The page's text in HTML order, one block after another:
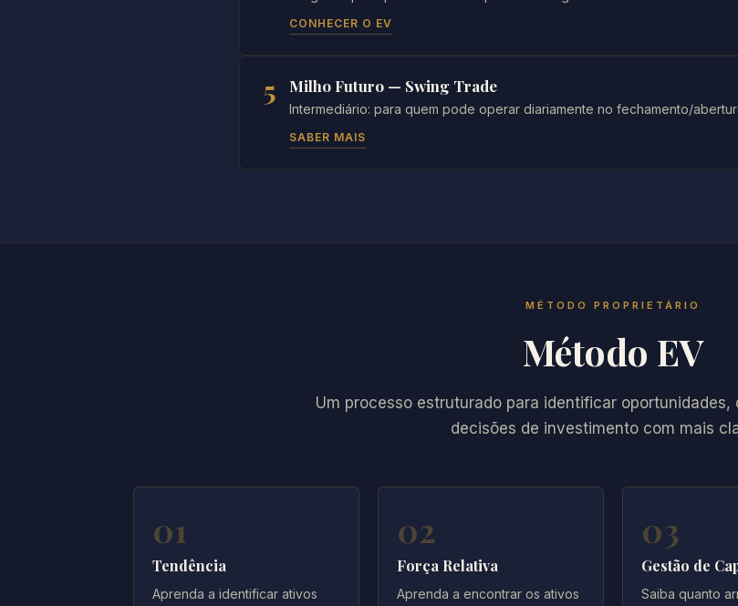
CONHECER O EV
5 Milho Futuro — Swing Trade
Intermediário: para quem pode operar diariamente no fechamento/
SABER MAIS
MÉTODO PROPRIETÁRIO
Método EV
Um processo estruturado para identificar
decisões de investimento com mais
01
Tendência
Aprenda a identificar ativos
02
Força Relativa
Aprenda a encontrar os ativos
03
Gestão de
Saiba quanto